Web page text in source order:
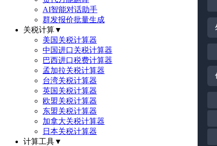
AI智能对话助手
群发报价批量生成
关税计算▼
美国关税计算器
中国进口关税计算器
巴西进口税费计算器
孟加拉关税计算器
台湾关税计算器
英国关税计算器
欧盟关税计算器
东盟关税计算器
加拿大关税计算器
日本关税计算器
计算工具▼